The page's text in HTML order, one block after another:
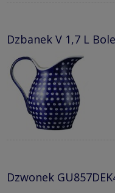
Dzbanek V 1,7 L
Dzwonek